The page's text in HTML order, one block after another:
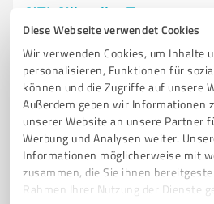
Diese Webseite verwendet Cookies
Wir verwenden Cookies, um Inhalte
personalisieren, Funktionen für
können und die Zugriffe auf unsere
Außerdem geben wir Informationen
unserer Website an unsere Partner
Werbung und Analysen weiter.
Informationen möglicherweise mit
zusammen, die Sie ihnen
Rahmen Ihrer Nutzung der Dienste
NTL Nijmeijer Transport
NTL Nijmeijer Transport und
Transporte in Europa
TRANSPORT LOGISTIK GRONAU
PLANENTRANSPORTE SILOTRANSPORTE
KÜHLTRANSPORTE ZUVERLÄSSIGKEIT
ERFAHRENE FAHRER
An d. Eßseite 219, 48599